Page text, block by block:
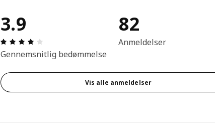
3.9
Anmeldelse: 3.9 Ud af 5 Stjerner. Anmeldelser i alt: 82
Gennemsnitlig bedømmelse
82
Anmeldelser
Vis alle anmeldelser